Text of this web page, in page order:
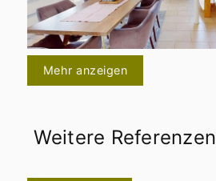
Mehr anzeigen
Weitere Referenzen